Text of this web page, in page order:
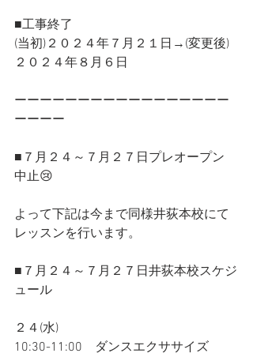
■工事終了
(当初)２０２４年７月２１日→(変更後)
２０２４年８月６日
ーーーーーーーーーーーーーーーーー
ーーーー
■７月２４～７月２７日プレオープン
中止😢
よって下記は今まで同様井荻本校にて
レッスンを行います。
■７月２４～７月２７日井荻本校スケジ
ュール
２４(水)
10:30-11:00　ダンスエクササイズ